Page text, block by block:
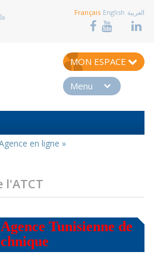
au contenu Français English العربية
MON ESPACE
Menu
en ligne »
l'ATCT
Tunisienne de